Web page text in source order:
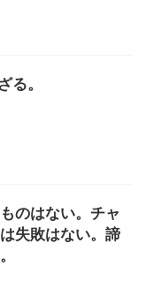
る。
のはない。チャ
失敗はない。諦